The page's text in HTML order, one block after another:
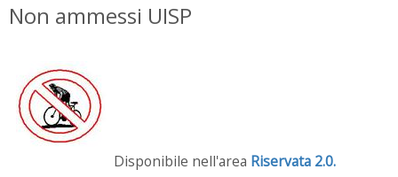
Non ammessi UISP
Disponibile nell'area Riservata 2.0.